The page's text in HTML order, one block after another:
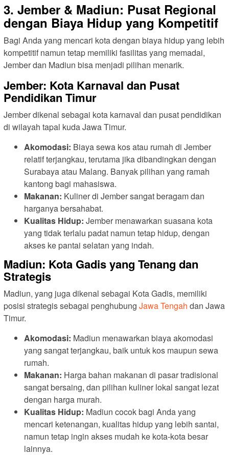
3. Jember & Madiun: Pusat Regional
dengan Biaya Hidup yang Kompetitif
Bagi Anda yang mencari kota dengan biaya hidup yang lebih
kompetitif namun tetap memiliki fasilitas yang memadai,
Jember dan Madiun bisa menjadi pilihan menarik.
Jember: Kota Karnaval dan Pusat
Pendidikan Timur
Jember dikenal sebagai kota karnaval dan pusat pendidikan
di wilayah tapal kuda Jawa Timur.
Akomodasi: Biaya sewa kos atau rumah di Jember
relatif terjangkau, terutama jika dibandingkan dengan
Surabaya atau Malang. Banyak pilihan yang ramah
kantong bagi mahasiswa.
Makanan: Kuliner di Jember sangat beragam dan
harganya bersahabat.
Kualitas Hidup: Jember menawarkan suasana kota
yang tidak terlalu padat namun tetap hidup, dengan
akses ke pantai selatan yang indah.
Madiun: Kota Gadis yang Tenang dan
Strategis
Madiun, yang juga dikenal sebagai Kota Gadis, memiliki
posisi strategis sebagai penghubung Jawa Tengah dan Jawa
Timur.
Akomodasi: Madiun menawarkan biaya akomodasi
yang sangat terjangkau, baik untuk kos maupun sewa
rumah.
Makanan: Harga bahan makanan di pasar tradisional
sangat bersaing, dan pilihan kuliner lokal sangat lezat
dengan harga murah.
Kualitas Hidup: Madiun cocok bagi Anda yang
mencari ketenangan, kualitas hidup yang lebih santai,
namun tetap ingin akses mudah ke kota-kota besar
lainnya.